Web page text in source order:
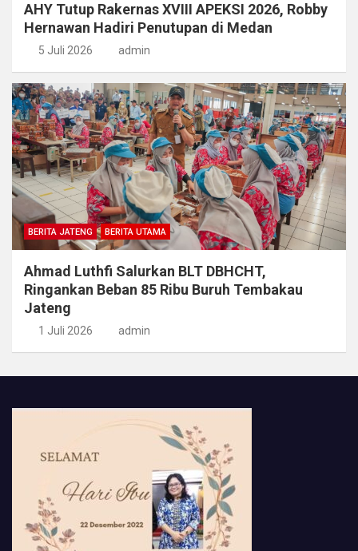
AHY Tutup Rakernas XVIII APEKSI 2026, Robby
Hernawan Hadiri Penutupan di Medan
5 Juli 2026 admin
BERITA JATENG BERITA UTAMA
Ahmad Luthfi Salurkan BLT DBHCHT,
Ringankan Beban 85 Ribu Buruh Tembakau
Jateng
1 Juli 2026 admin